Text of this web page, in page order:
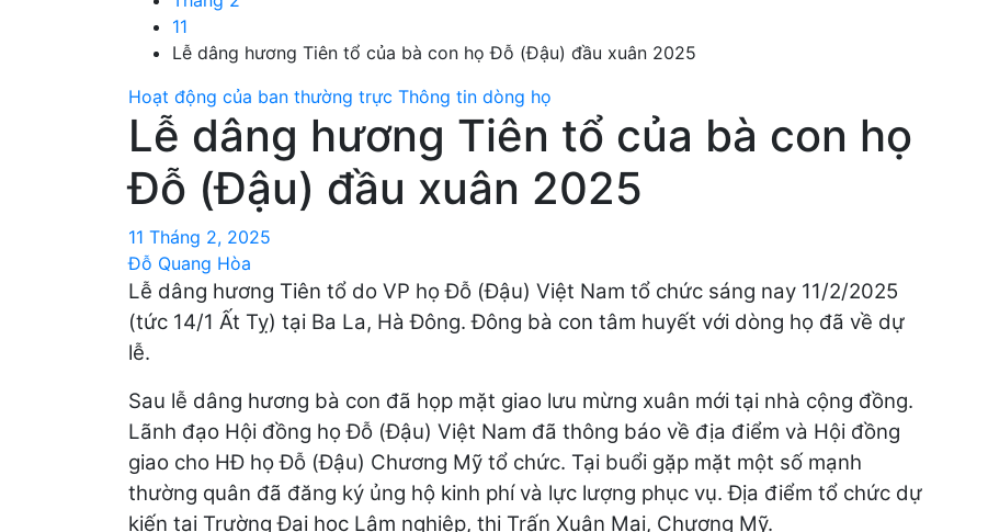
11
Lễ dâng hương Tiên tổ của bà con họ Đỗ (Đậu) đầu xuân 2025
Hoạt động của ban thường trực Thông tin dòng họ
Lễ dâng hương Tiên tổ của bà con họ
Đỗ (Đậu) đầu xuân 2025
11 Tháng 2, 2025
Đỗ Quang Hòa
Lễ dâng hương Tiên tổ do VP họ Đỗ (Đậu) Việt Nam tổ chức sáng nay 11/2/2025
(tức 14/1 Ất Tỵ) tại Ba La, Hà Đông. Đông bà con tâm huyết với dòng họ đã về dự
lễ.
Sau lễ dâng hương bà con đã họp mặt giao lưu mừng xuân mới tại nhà cộng đồng.
Lãnh đạo Hội đồng họ Đỗ (Đậu) Việt Nam đã thông báo về địa điểm và Hội đồng
giao cho HĐ họ Đỗ (Đậu) Chương Mỹ tổ chức. Tại buổi gặp mặt một số mạnh
thường quân đã đăng ký ủng hộ kinh phí và lực lượng phục vụ. Địa điểm tổ chức dự
kiến tại Trường Đại học Lâm nghiệp, thị Trấn Xuân Mai, Chương Mỹ.